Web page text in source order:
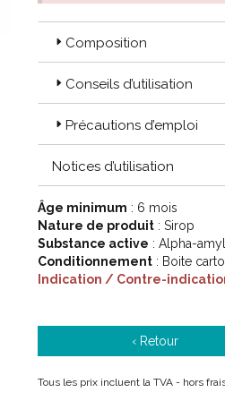
Composition
Conseils d’utilisation
Précautions d’emploi
Notices d’utilisation
Âge minimum : 6 mois
Nature de produit : Sirop
Substance active : Alpha-
Conditionnement : Boite
Indication / Contre-
‹ Retour
Tous les prix incluent la TVA - hors